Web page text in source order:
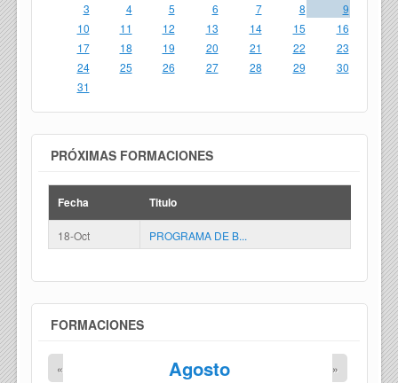
3
4 5 6 7 8
9
10
11 12 13 14 15
16
17
18 19 20 21 22
23
24
25 26 27 28 29
30
31
PRÓXIMAS FORMACIONES
Fecha Titulo
18-Oct PROGRAMA DE B...
FORMACIONES
Agosto
« »